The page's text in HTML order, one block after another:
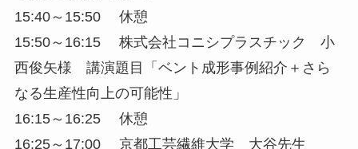
15:40～15:50 休憩
15:50～16:15 株式会社コニシプラスチック 小
西俊矢様 講演題目「ベント成形事例紹介＋さら
なる生産性向上の可能性」
16:15～16:25 休憩
16:25～17:00 京都工芸繊維大学 大谷先生